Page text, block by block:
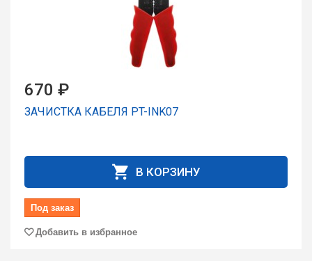
670 ₽
ЗАЧИСТКА КАБЕЛЯ PT-INK07
В КОРЗИНУ
Под заказ
Добавить в избранное